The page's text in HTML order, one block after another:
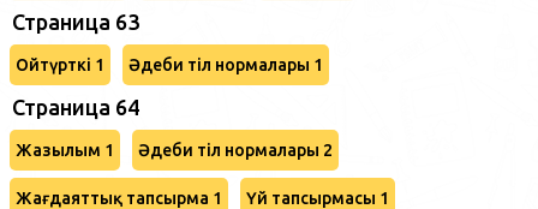
Страница 63
Ойтүрткі 1 Әдеби тіл нормалары 1
Страница 64
Жазылым 1 Әдеби тіл нормалары 2
Жағдаяттық тапсырма 1 Үй тапсырмасы 1